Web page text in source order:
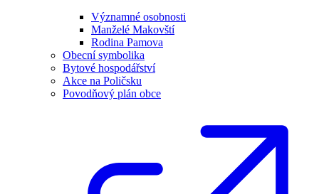
Významné osobnosti
Manželé Makovští
Rodina Pamova
Obecní symbolika
Bytové hospodářství
Akce na Poličsku
Povodňový plán obce